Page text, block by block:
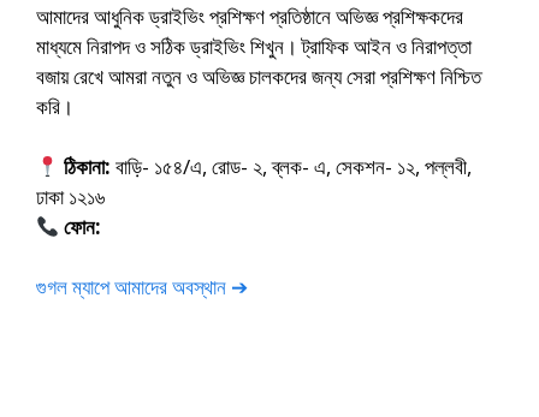
আমাদের আধুনিক ড্রাইভিং প্রশিক্ষণ প্রতিষ্ঠানে অভিজ্ঞ প্রশিক্ষকদের
মাধ্যমে নিরাপদ ও সঠিক ড্রাইভিং শিখুন। ট্রাফিক আইন ও নিরাপত্তা
বজায় রেখে আমরা নতুন ও অভিজ্ঞ চালকদের জন্য সেরা প্রশিক্ষণ নিশ্চিত
করি।
ঠিকানা: বাড়ি- ১৫৪/এ, রোড- ২, ব্লক- এ, সেকশন- ১২, পল্লবী,
ঢাকা ১২১৬
ফোন:
গুগল ম্যাপে আমাদের অবস্থান ➔